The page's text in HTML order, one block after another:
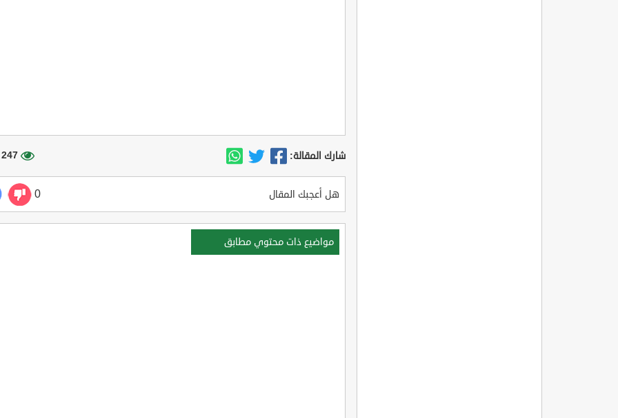
شارك المقالة: 247 مشاهدة
هل أعجبك المقال 0
مواضيع ذات محتوي مطابق